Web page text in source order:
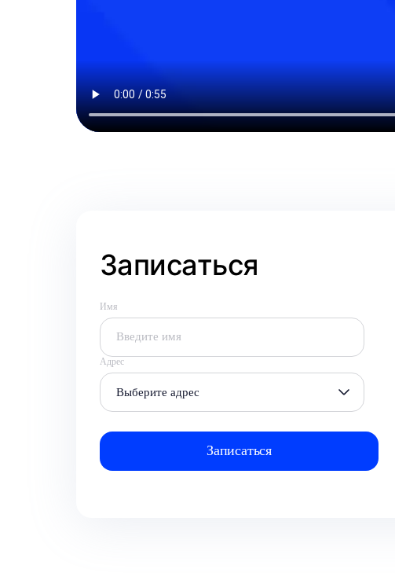
Записаться
Имя
Адрес
Выберите адрес